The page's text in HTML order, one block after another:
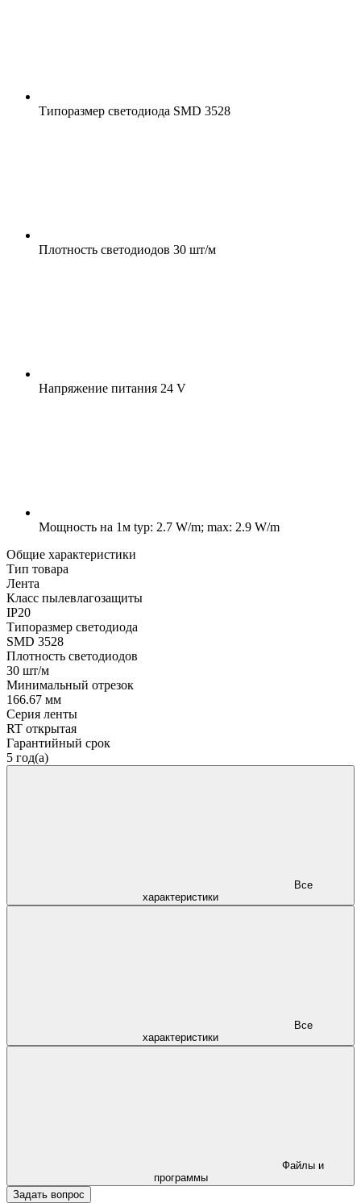
Типоразмер светодиода SMD 3528
Плотность светодиодов 30 шт/м
Напряжение питания 24 V
Мощность на 1м typ: 2.7 W/m; max: 2.9 W/m
Общие характеристики
Тип товара
Лента
Класс пылевлагозащиты
IP20
Типоразмер светодиода
SMD 3528
Плотность светодиодов
30 шт/м
Минимальный отрезок
166.67 мм
Серия ленты
RT открытая
Гарантийный срок
5 год(а)
характеристики
характеристики
программы
Задать вопрос